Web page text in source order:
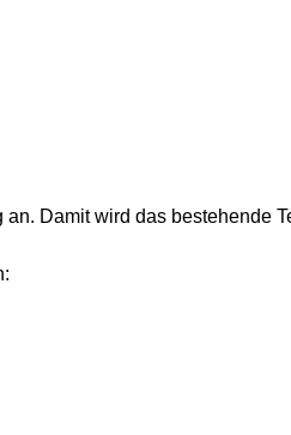
Damit wird das bestehende